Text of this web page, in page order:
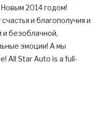
2014 годом!
и благополучия и
и безоблачной,
эмоции! А мы
All Star Auto is a full-